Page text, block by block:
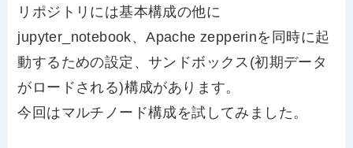
リポジトリには基本構成の他に
jupyter_notebook、Apache zepperinを同時に起
動するための設定、サンドボックス(初期データ
がロードされる)構成があります。
今回はマルチノード構成を試してみました。